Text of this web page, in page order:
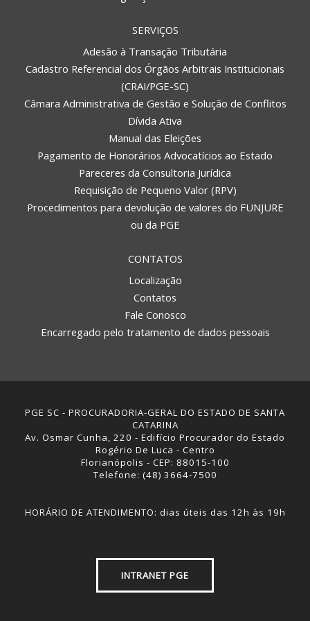
SERVIÇOS
Adesão à Transação Tributária
Cadastro Referencial dos Órgãos Arbitrais Institucionais
(CRAI/PGE-SC)
Câmara Administrativa de Gestão e Solução de Conflitos
Dívida Ativa
Manual das Eleições
Pagamento de Honorários Advocatícios ao Estado
Pareceres da Consultoria Jurídica
Requisição de Pequeno Valor (RPV)
Procedimentos para devolução de valores do FUNJURE
ou da PGE
CONTATOS
Localização
Contatos
Fale Conosco
Encarregado pelo tratamento de dados pessoais
PGE SC - PROCURADORIA-GERAL DO ESTADO DE SANTA
CATARINA
Av. Osmar Cunha, 220 - Edifício Procurador do Estado
Rogério De Luca - Centro
Florianópolis - CEP: 88015-100
Telefone: (48) 3664-7500
HORÁRIO DE ATENDIMENTO: dias úteis das 12h às 19h
INTRANET PGE